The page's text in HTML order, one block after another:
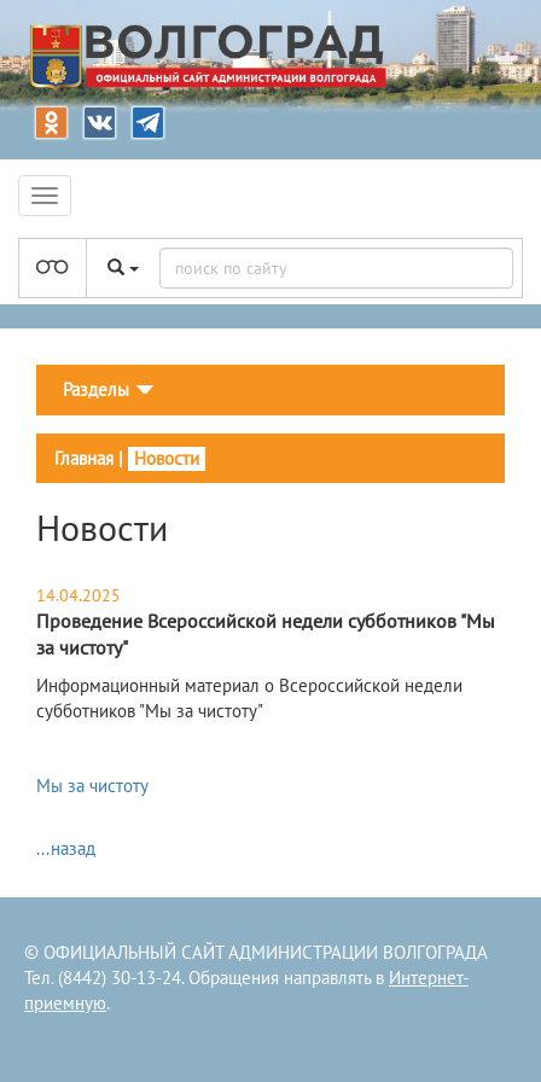
Разделы
Главная | Новости
Новости
14.04.2025
Проведение Всероссийской недели субботников "Мы
за чистоту"
Информационный материал о Всероссийской недели
субботников "Мы за чистоту"
Мы за чистоту
...назад
© ОФИЦИАЛЬНЫЙ САЙТ АДМИНИСТРАЦИИ ВОЛГОГРАДА
Тел. (8442) 30-13-24. Обращения направлять в Интернет-
приемную.